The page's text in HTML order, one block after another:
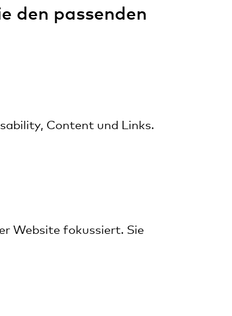
den passenden
Content und Links.
Website fokussiert. Sie